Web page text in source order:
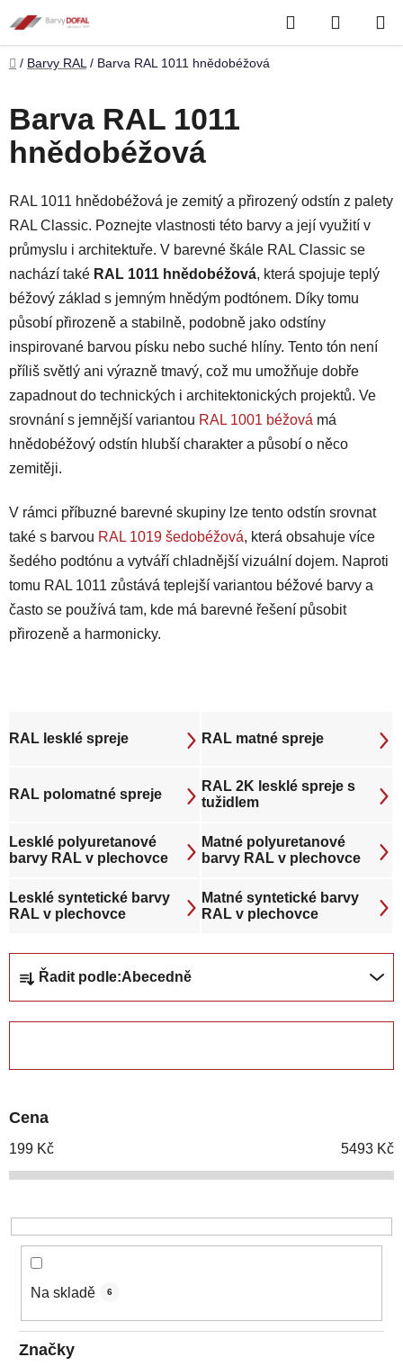
na
obsah
Hledat
KOŠÍK
Domů
/ Barvy RAL / Barva RAL 1011 hnědobéžová
Barva RAL 1011
hnědobéžová
RAL 1011 hnědobéžová je zemitý a přirozený odstín z palety
RAL Classic. Poznejte vlastnosti této barvy a její využití v
průmyslu i architektuře. V barevné škále RAL Classic se
nachází také RAL 1011 hnědobéžová, která spojuje teplý
béžový základ s jemným hnědým podtónem. Díky tomu
působí přirozeně a stabilně, podobně jako odstíny
inspirované barvou písku nebo suché hlíny. Tento tón není
příliš světlý ani výrazně tmavý, což mu umožňuje dobře
zapadnout do technických i architektonických projektů. Ve
srovnání s jemnější variantou RAL 1001 béžová má
hnědobéžový odstín hlubší charakter a působí o něco
zemitěji.
V rámci příbuzné barevné skupiny lze tento odstín srovnat
také s barvou RAL 1019 šedobéžová, která obsahuje více
šedého podtónu a vytváří chladnější vizuální dojem. Naproti
tomu RAL 1011 zůstává teplejší variantou béžové barvy a
často se používá tam, kde má barevné řešení působit
přirozeně a harmonicky.
RAL lesklé spreje RAL matné spreje
RAL polomatné spreje
RAL 2K lesklé spreje s
tužidlem
Lesklé polyuretanové
barvy RAL v plechovce
Matné polyuretanové
barvy RAL v plechovce
Lesklé syntetické barvy
RAL v plechovce
Matné syntetické barvy
RAL v plechovce
r
o
d
k
Řadit podle:Abecedně
Cena
199 Kč 5493 Kč
Na skladě 6
Značky